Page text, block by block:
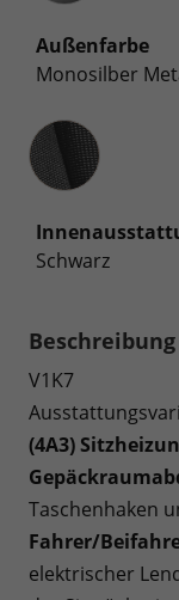
Außenfarbe
Monosilber
Innenausstattung
Schwarz
Beschreibung
V1K7
(4A3)
Taschenhaken
Fahrer/
elektrischer